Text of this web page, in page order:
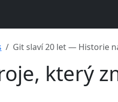
Git slaví 20 let — Historie
který